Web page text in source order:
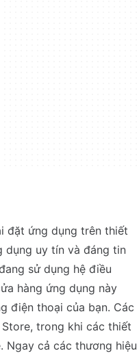
đặt ứng dụng trên thiết
dụng uy tín và đáng tin
sử dụng hệ điều
hàng ứng dụng này
điện thoại của bạn. Các
trong khi các thiết
Ngay cả các thương hiệu